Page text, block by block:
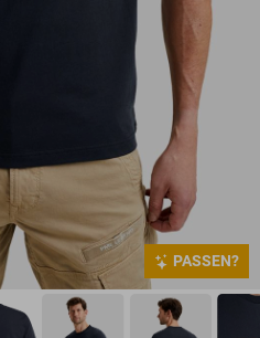
PASSEN?